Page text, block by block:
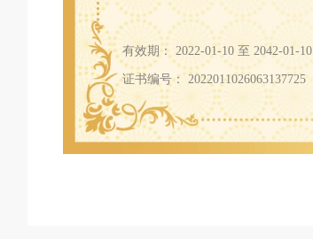
有效期： 2022-01-10 至 2042-01-10
证书编号： 2022011026063137725